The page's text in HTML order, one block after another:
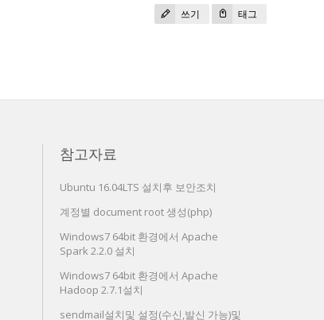
쓰기 태그
참고자료
Ubuntu 16.04LTS 설치후 보안조치
계정별 document root 생성(php)
Windows7 64bit 환경에서 Apache
Spark 2.2.0 설치
Windows7 64bit 환경에서 Apache
Hadoop 2.7.1설치
sendmail설치및 설정(수신,발신 가능)및